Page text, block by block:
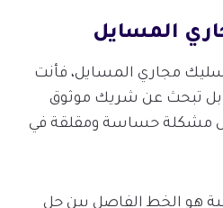
المسايل
مجاري المسايل، فأنت
بل تبحث عن شريك موثوق
مشكلة حساسة ومقلقة في
هو الخط الفاصل بين حل